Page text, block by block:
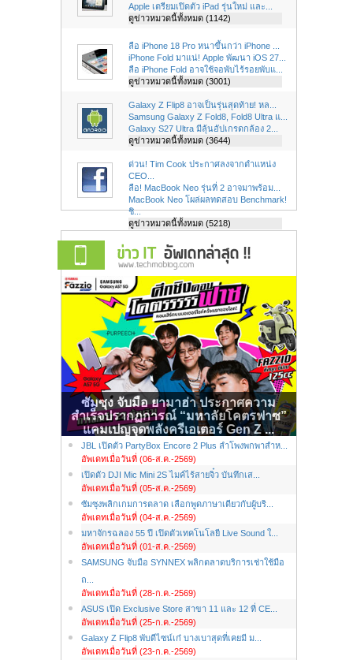
Apple เตรียมเปิดตัว iPad รุ่นใหม่ และ...
ดูข่าวหมวดนี้ทั้งหมด (1142)
ลือ iPhone 18 Pro หนาขึ้นกว่า iPhone ...
iPhone Fold มาแน่! Apple พัฒนา iOS 27...
ลือ iPhone Fold อาจใช้จอพับไร้รอยพับแ...
ดูข่าวหมวดนี้ทั้งหมด (3001)
Galaxy Z Flip8 อาจเป็นรุ่นสุดท้าย! หล...
Samsung Galaxy Z Fold8, Fold8 Ultra แ...
Galaxy S27 Ultra มีลุ้นอัปเกรดกล้อง 2...
ดูข่าวหมวดนี้ทั้งหมด (3644)
ด่วน! Tim Cook ประกาศลงจากตำแหน่ง
CEO...
ลือ! MacBook Neo รุ่นที่ 2 อาจมาพร้อม...
MacBook Neo โผล่ผลทดสอบ Benchmark!
ชิ...
ดูข่าวหมวดนี้ทั้งหมด (5218)
ซัมซุง จับมือ ยามาฮ่า ประกาศความ
สำเร็จปรากฏการณ์ “มหาลัยโคตรฟาซ”
แคมเปญจุดพลังครีเอเตอร์ Gen Z ...
JBL เปิดตัว PartyBox Encore 2 Plus ลำโพงพกพาสำห...
อัพเดทเมื่อวันที่ (06-ส.ค.-2569)
เปิดตัว DJI Mic Mini 2S ไมค์ไร้สายจิ๋ว บันทึกเส...
อัพเดทเมื่อวันที่ (05-ส.ค.-2569)
ซัมซุงพลิกเกมการตลาด เลือกพูดภาษาเดียวกับผู้บริ...
อัพเดทเมื่อวันที่ (04-ส.ค.-2569)
มหาจักรฉลอง 55 ปี เปิดตัวเทคโนโลยี Live Sound ใ...
อัพเดทเมื่อวันที่ (01-ส.ค.-2569)
SAMSUNG จับมือ SYNNEX พลิกตลาดบริการเช่าใช้มือ
ถ...
อัพเดทเมื่อวันที่ (28-ก.ค.-2569)
ASUS เปิด Exclusive Store สาขา 11 และ 12 ที่ CE...
อัพเดทเมื่อวันที่ (25-ก.ค.-2569)
Galaxy Z Flip8 พับดีไซน์เก๋ บางเบาสุดที่เคยมี ม...
อัพเดทเมื่อวันที่ (23-ก.ค.-2569)